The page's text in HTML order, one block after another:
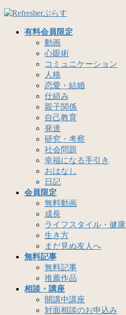
コ
ナ
有料会員限定
動画
心眼術
コミュニケーション
人格
恋愛・結婚
仕組み
親子関係
自己教育
発達
研究・考察
社会問題
幸福になる手引き
おはなし
日記
会員限定
無料動画
成長
ライフスタイル・健康
生き方
まだ見ぬ友人へ
無料記事
無料記事
推薦作品
相談・講座
開講中講座
対面相談のお申込み